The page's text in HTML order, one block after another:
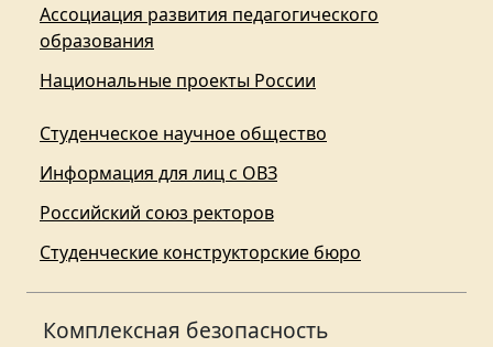
Ассоциация развития педагогического
образования
Национальные проекты России
Студенческое научное общество
Информация для лиц с ОВЗ
Российский союз ректоров
Студенческие конструкторские бюро
Комплексная безопасность